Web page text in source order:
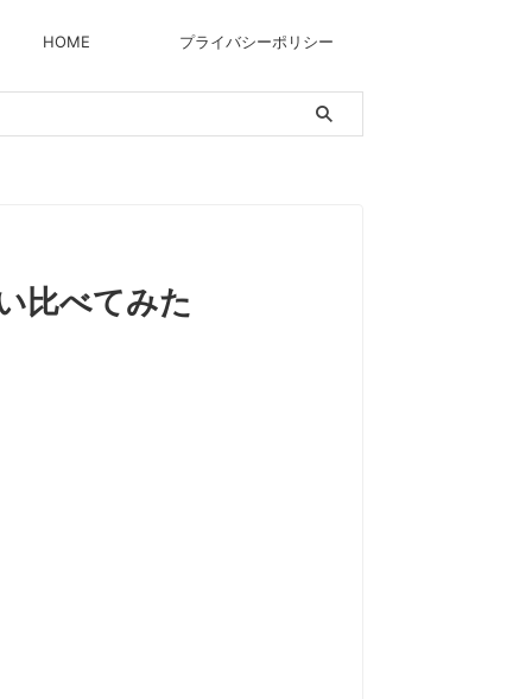
HOME プライバシーポリシー
比べてみた